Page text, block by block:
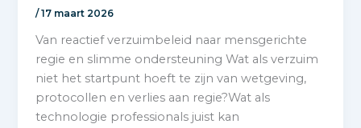
/17 maart 2026
Van reactief verzuimbeleid naar mensgerichte
regie en slimme ondersteuning Wat als verzuim
niet het startpunt hoeft te zijn van wetgeving,
protocollen en verlies aan regie?Wat als
technologie professionals juist kan